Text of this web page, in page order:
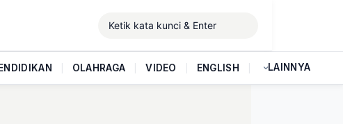
OLAHRAGA VIDEO ENGLISH LAINNYA